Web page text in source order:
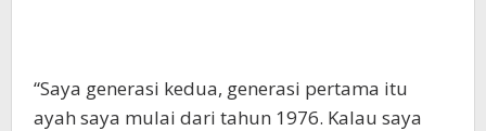
“Saya generasi kedua, generasi pertama itu
ayah saya mulai dari tahun 1976. Kalau saya